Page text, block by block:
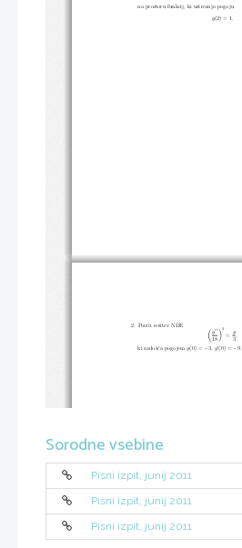
na prostoru funkcij, ki ustrezajo pogoju
y(2) = 1.
2.  Poiˇsˇci reˇsitev NDE
( y′′
18
) 3
=
y
3
ki zadoˇsˇca pogojem y(0) = −3, y′(0) = −9.
Sorodne vsebine
Pisni izpit, junij 2011
Pisni izpit, junij 2011
Pisni izpit, junij 2011